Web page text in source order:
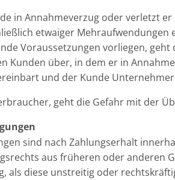
in Annahmeverzug oder verletzt
etwaiger
Voraussetzungen vorliegen,
Kunden über, in dem er in
und der Kunde
geht die Gefahr mit der
sind nach Zahlungserhalt
aus früheren oder anderen
als diese unstreitig oder